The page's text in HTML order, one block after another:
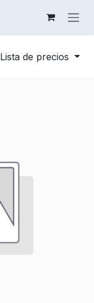
Lista de precios